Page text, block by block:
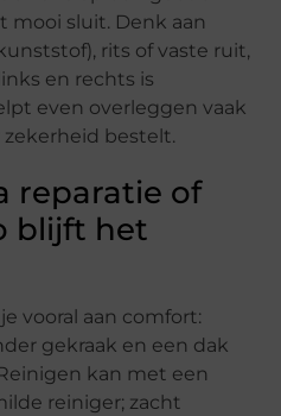
mooi sluit. Denk aan
rits of vaste ruit,
en rechts is
even overleggen vaak
bestelt.
reparatie of
blijft het
vooral aan comfort:
gekraak en een dak
kan met een
reiniger; zacht